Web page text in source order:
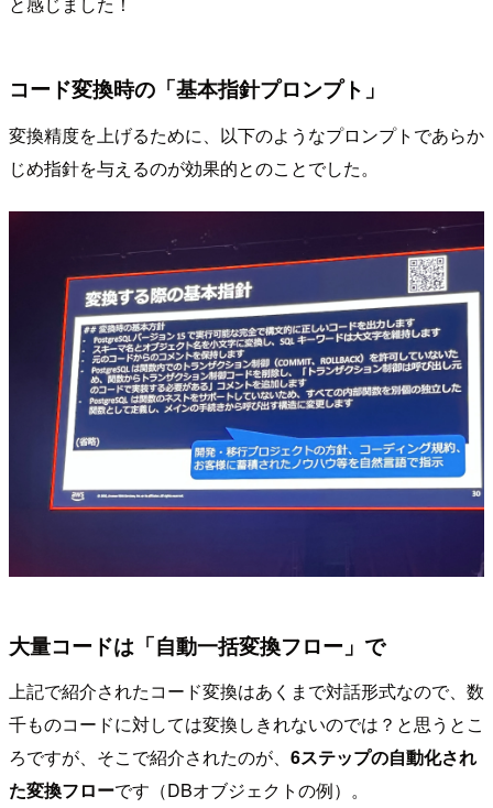
コード変換時の「基本指針プロンプト」
変換精度を上げるために、以下のようなプロンプトであらか
じめ指針を与えるのが効果的とのことでした。
大量コードは「自動一括変換フロー」で
上記で紹介されたコード変換はあくまで対話形式なので、数
千ものコードに対しては変換しきれないのでは？と思うとこ
ろですが、そこで紹介されたのが、 6ステップの自動化され
た変換フローです（DBオブジェクトの例）。